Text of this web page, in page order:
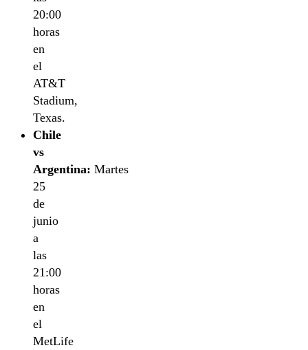
20:00
horas
en
el
AT&T
Stadium,
Texas.
Chile
vs
Argentina: Martes
25
de
junio
a
las
21:00
horas
en
el
MetLife